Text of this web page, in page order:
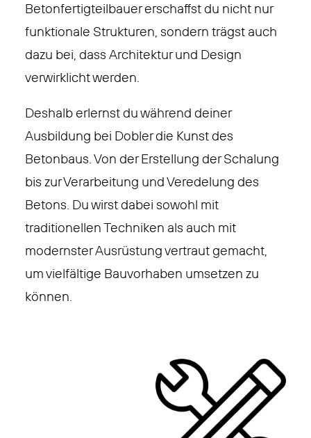
Betonfertigteilbauer erschaffst du nicht nur
funktionale Strukturen, sondern trägst auch
dazu bei, dass Architektur und Design
verwirklicht werden.
Deshalb erlernst du während deiner
Ausbildung bei Dobler die Kunst des
Betonbaus. Von der Erstellung der Schalung
bis zur Verarbeitung und Veredelung des
Betons. Du wirst dabei sowohl mit
traditionellen Techniken als auch mit
modernster Ausrüstung vertraut gemacht,
um vielfältige Bauvorhaben umsetzen zu
können.